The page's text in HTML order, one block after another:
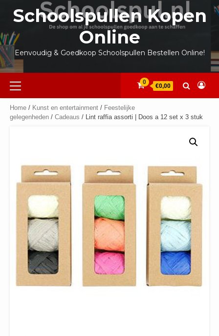
inhoud
Schoolspullen Kopen
Online
Eenvoudig & Goedkoop Schoolspullen Bestellen Online!
Primair
menu
0
€0,00
Home / Kunst en entertainment / Feestelijke
gelegenheden / Cadeaus / Lint raffia assorti | Doos a 12 set x 3 stuk